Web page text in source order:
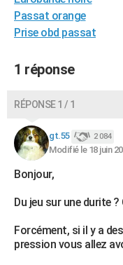
BONS PLANS
CARTE DE VOEUX
Carte de Noël
Carte Bonne année
Carte Saint-Valentin
Carte Pâques
Carte d'anniversaire
DICTIONNAIRE
S'inscrire
Se connecter
Lycées
Collèges
Primaires
Universités
Entreprises
Service militaire
Avis de recherche
AVIS DE DÉCÈS
FORUM
Bricolage
Lifestyle
Culture
Sport
Auto
Television
Voyage
Cinema
Passat orange
Prise obd passat
1 réponse
RÉPONSE 1 / 1
gt.55 2 084
Modifié le 18 juin
Bonjour,
Du jeu sur une durite
Forcément, si il y a
pression vous allez